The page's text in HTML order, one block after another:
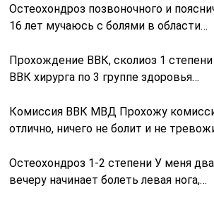
Остеохондроз позвоночного и
16 лет мучаюсь с болями в области…
Прохождение ВВК, сколиоз 1
ВВК хирурга по 3 группе здоровья…
Комиссия ВВК МВД Прохожу
отлично, ничего не болит и не
Остеохондроз 1-2 степени У меня
вечеру начинает болеть левая нога,…